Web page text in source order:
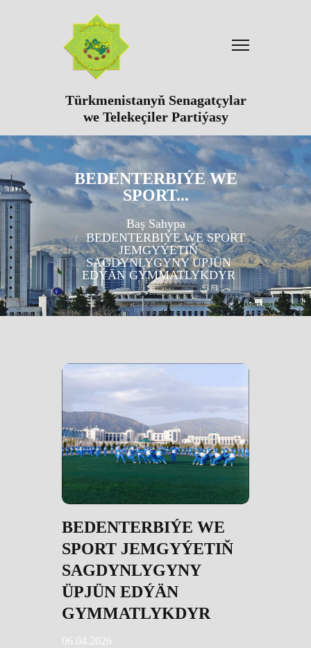
Türkmenistanyň Senagatçylar
we Telekeçiler Partiýasy
BEDENTERBIÝE WE
SPORT...
Baş Sahypa
BEDENTERBIÝE WE SPORT
JEMGYÝETIŇ
SAGDYNLYGYNY ÜPJÜN
EDÝÄN GYMMATLYKDYR
BEDENTERBIÝE WE
SPORT JEMGYÝETIŇ
SAGDYNLYGYNY
ÜPJÜN EDÝÄN
GYMMATLYKDYR
06.04.2026